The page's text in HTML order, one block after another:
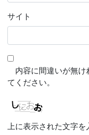
サイト
内容に間違いが無け
てください。
上に表示された文字を